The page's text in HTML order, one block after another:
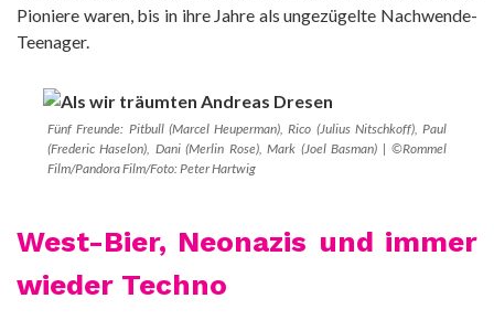
Pioniere waren, bis in ihre Jahre als ungezügelte Nachwende-
Teenager.
Fünf Freunde: Pitbull (Marcel Heuperman), Rico (Julius Nitschkoff), Paul
(Frederic Haselon), Dani (Merlin Rose), Mark (Joel Basman) | ©Rommel
Film/Pandora Film/Foto: Peter Hartwig
West-Bier, Neonazis und immer
wieder Techno